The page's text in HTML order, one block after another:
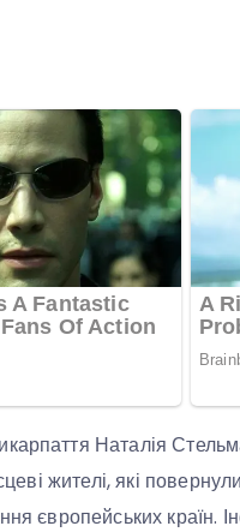
Наталія
жителі, які
європейських країн.